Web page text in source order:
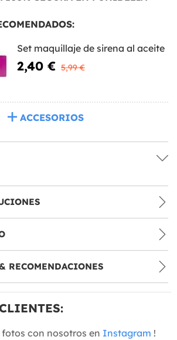
Set maquillaje de sirena al aceite
2,40 € 5,99 €
ACCESORIOS
RECOMENDACIONES
fotos con nosotros en Instagram !